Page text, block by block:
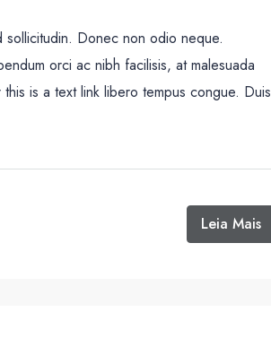
sollicitudin. Donec non odio neque.
orci ac nibh facilisis, at malesuada
is a text link libero tempus congue. Duis
Leia Mais